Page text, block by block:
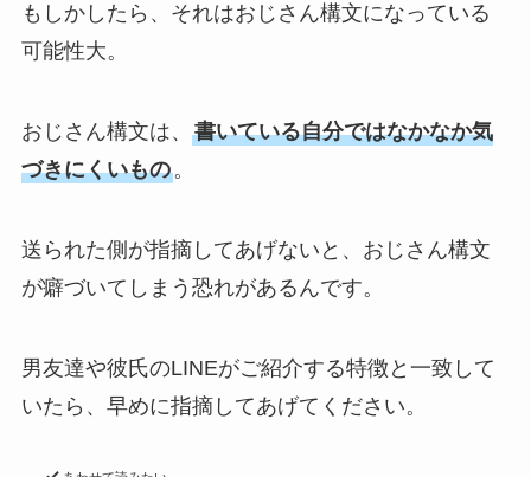
もしかしたら、それはおじさん構文になっている
可能性大。
おじさん構文は、 書いている自分ではなかなか気
づきにくいもの。
送られた側が指摘してあげないと、おじさん構文
が癖づいてしまう恐れがあるんです。
男友達や彼氏のLINEがご紹介する特徴と一致して
いたら、早めに指摘してあげてください。